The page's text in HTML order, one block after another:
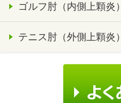
ゴルフ肘（内側上顆炎）
テニス肘（外側上顆炎）